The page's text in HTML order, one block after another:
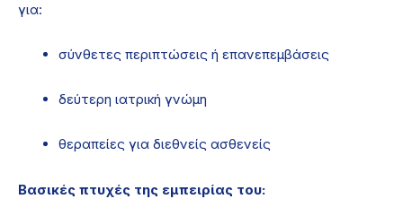
για:
σύνθετες περιπτώσεις ή επανεπεμβάσεις
δεύτερη ιατρική γνώμη
θεραπείες για διεθνείς ασθενείς
Βασικές πτυχές της εμπειρίας του: